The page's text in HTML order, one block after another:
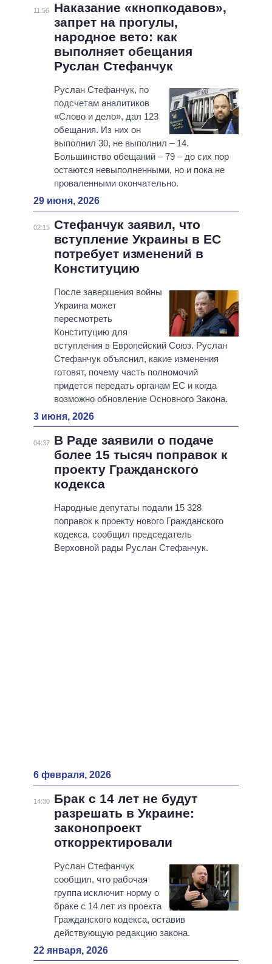
11:56
Наказание «кнопкодавов»,
запрет на прогулы,
народное вето: как
выполняет обещания
Руслан Стефанчук
Руслан Стефанчук, по
подсчетам аналитиков
«Слово и дело», дал 123
обещания. Из них он
выполнил 30, не выполнил – 14.
Большинство обещаний – 79 – до сих пор
остаются невыполненными, но и пока не
проваленными окончательно.
29 июня, 2026
02:15 Стефанчук заявил, что
вступление Украины в ЕС
потребует изменений в
Конституцию
После завершения войны
Украина может
пересмотреть
Конституцию для
вступления в Европейский Союз. Руслан
Стефанчук объяснил, какие изменения
готовят, почему часть полномочий
придется передать органам ЕС и когда
возможно обновление Основного Закона.
3 июня, 2026
04:37
В Раде заявили о подаче
более 15 тысяч поправок к
проекту Гражданского
кодекса
Народные депутаты подали 15 328
поправок к проекту нового Гражданского
кодекса, сообщил председатель
Верховной рады Руслан Стефанчук.
6 февраля, 2026
14:30
Брак с 14 лет не будут
разрешать в Украине:
законопроект
откорректировали
Руслан Стефанчук
сообщил, что рабочая
группа исключит норму о
браке с 14 лет из проекта
Гражданского кодекса, оставив
действующую редакцию закона.
22 января, 2026